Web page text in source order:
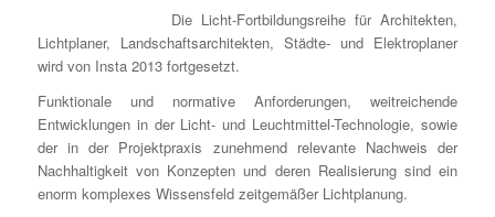
Die Licht-Fortbildungsreihe für Architekten,
Lichtplaner, Landschaftsarchitekten, Städte- und Elektroplaner
wird von Insta 2013 fortgesetzt.
Funktionale und normative Anforderungen, weitreichende
Entwicklungen in der Licht- und Leuchtmittel-Technologie, sowie
der in der Projektpraxis zunehmend relevante Nachweis der
Nachhaltigkeit von Konzepten und deren Realisierung sind ein
enorm komplexes Wissensfeld zeitgemäßer Lichtplanung.